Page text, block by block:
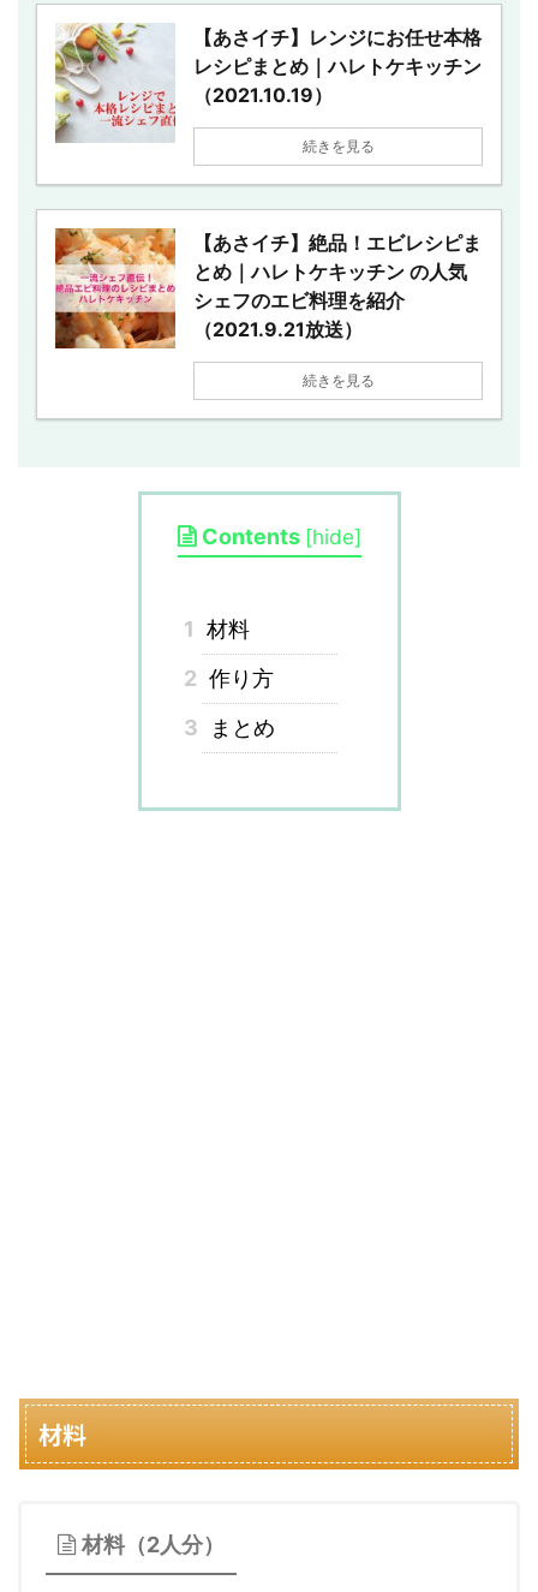
【あさイチ】レンジにお任せ本格
レシピまとめ｜ハレトケキッチン
（2021.10.19）
続きを見る
【あさイチ】絶品！エビレシピま
とめ｜ハレトケキッチン の人気
シェフのエビ料理を紹介
（2021.9.21放送）
続きを見る
Contents [hide]
1 材料
2 作り方
3
まとめ
材料
材料（2人分）